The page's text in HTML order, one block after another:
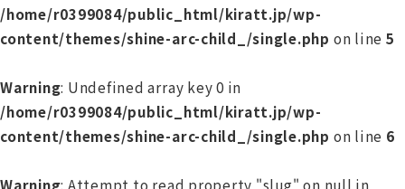
/home/r0399084/public_html/kiratt.jp/wp-
content/themes/shine-arc-child_/single.php on line 5
Warning: Undefined array key 0 in
/home/r0399084/public_html/kiratt.jp/wp-
content/themes/shine-arc-child_/single.php on line 6
Warning: Attempt to read property "slug" on null in